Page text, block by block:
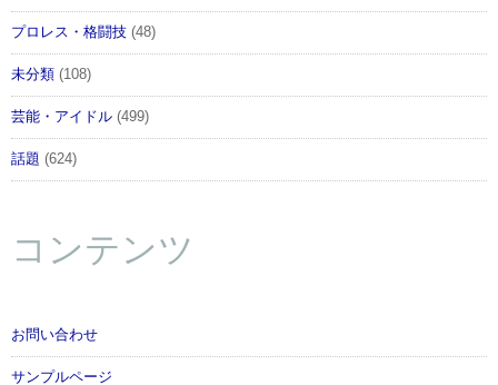
プロレス・格闘技 (48)
未分類 (108)
芸能・アイドル (499)
話題 (624)
コンテンツ
お問い合わせ
サンプルページ